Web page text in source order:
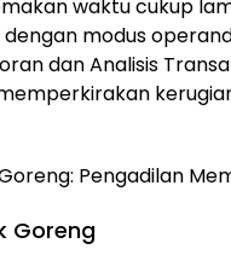
waktu cukup
modus
dan Analisis
Pengadilan
Goreng